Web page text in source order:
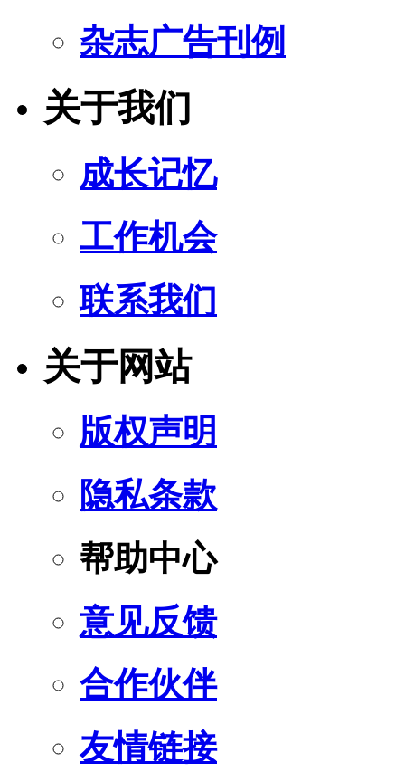
杂志广告刊例
关于我们
成长记忆
工作机会
联系我们
关于网站
版权声明
隐私条款
帮助中心
意见反馈
合作伙伴
友情链接